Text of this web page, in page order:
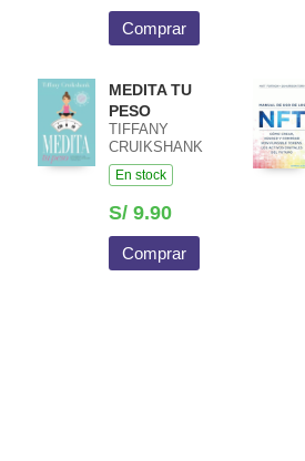
Comprar
MEDITA TU
PESO
TIFFANY
CRUIKSHANK
En stock
S/ 9.90
Comprar